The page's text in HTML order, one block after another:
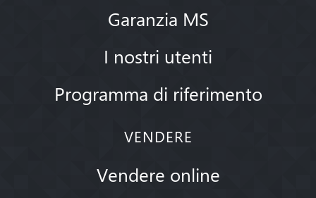
Garanzia MS
I nostri utenti
Programma di riferimento
VENDERE
Vendere online